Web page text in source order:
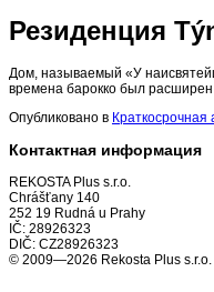
Резиденция
Дом, называемый «У
времена барокко был
Опубликовано в Краткосрочная
Контактная информация
REKOSTA Plus s.r.o.
Chrášťany 140
252 19 Rudná u Prahy
IČ: 28926323
DIČ: CZ28926323
© 2009—2026 Rekosta Plus s.r.o.